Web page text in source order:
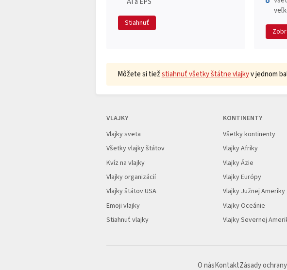
Stiahnuť
Môžete si tiežstiahnuť všetky štátne vlajkyv jednom
VLAJKY
Vlajky sveta
Všetky vlajky štátov
Kvíz na vlajky
Vlajky organizácií
Vlajky štátov USA
Emoji vlajky
Stiahnuť vlajky
KONTINENTY
Všetky kontinenty
Vlajky Afriky
Vlajky Ázie
Vlajky Európy
Vlajky Južnej Ameriky
Vlajky Oceánie
Vlajky Severnej
O násKontaktZásady